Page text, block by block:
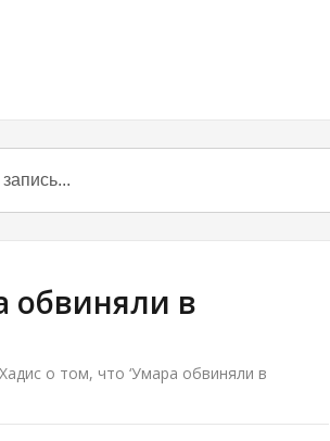
обвиняли в
Хадис о том, что ‘Умара обвиняли в